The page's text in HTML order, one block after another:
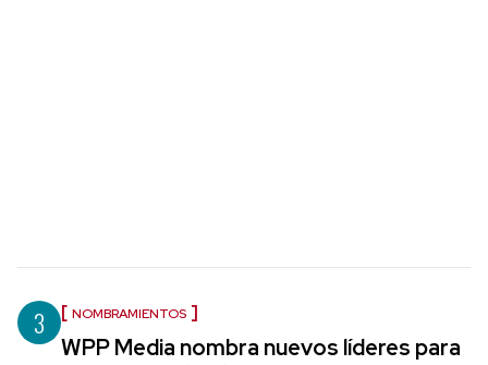
3 NOMBRAMIENTOS
WPP Media nombra nuevos líderes para